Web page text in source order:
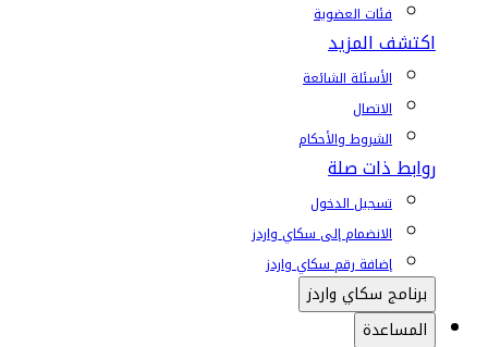
فئات العضوية
اكتشف المزيد
الأسئلة الشائعة
الاتصال
الشروط والأحكام
روابط ذات صلة
تسجيل الدخول
الانضمام إلى سكاي واردز
إضافة رقم سكاي واردز
برنامج سكاي واردز
المساعدة